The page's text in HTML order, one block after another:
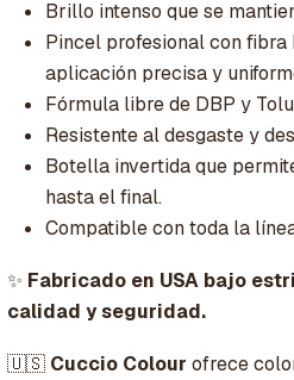
Brillo intenso que se
Pincel profesional con fibra
aplicación precisa y
Fórmula libre de DBP y
Resistente al desgaste y
Botella invertida que
hasta el final.
Compatible con toda la
✨ Fabricado en USA bajo
calidad y seguridad.
🇺🇸 Cuccio Colour ofrece